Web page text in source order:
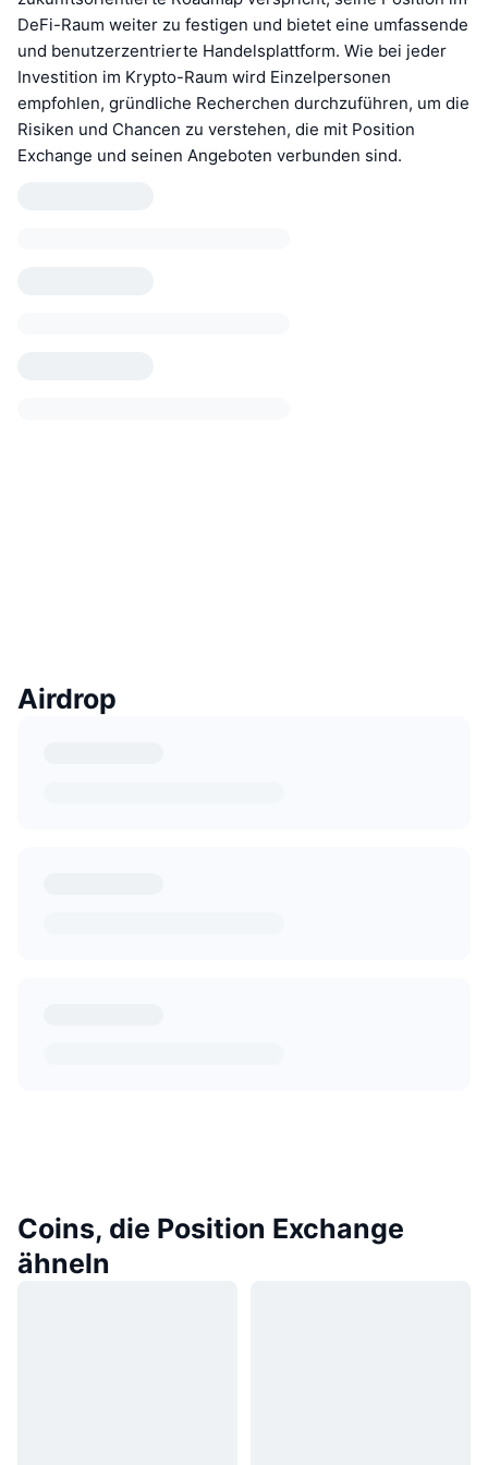
DeFi-Raum weiter zu festigen und bietet eine umfassende
und benutzerzentrierte Handelsplattform. Wie bei jeder
Investition im Krypto-Raum wird Einzelpersonen
empfohlen, gründliche Recherchen durchzuführen, um die
Risiken und Chancen zu verstehen, die mit Position
Exchange und seinen Angeboten verbunden sind.
Airdrop
Coins, die Position Exchange
ähneln